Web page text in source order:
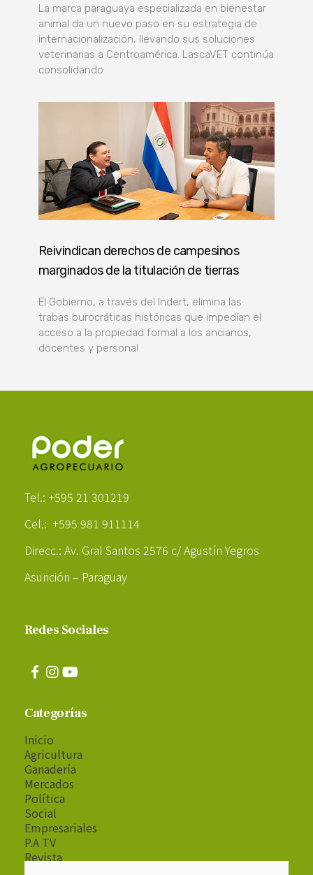
La marca paraguaya especializada en bienestar
animal da un nuevo paso en su estrategia de
internacionalización, llevando sus soluciones
veterinarias a Centroamérica. LascaVET continúa
consolidando
Reivindican derechos de campesinos
marginados de la titulación de tierras
El Gobierno, a través del Indert, elimina las
trabas burocráticas históricas que impedían el
acceso a la propiedad formal a los ancianos,
docentes y personal
Tel.: +595 21 301219
Cel.: +595 981 911114
Direcc.: Av. Gral Santos 2576 c/ Agustín Yegros
Asunción – Paraguay
Redes Sociales
Categorías
Inicio
Agricultura
Ganadería
Mercados
Política
Social
Empresariales
P.A TV
Revista